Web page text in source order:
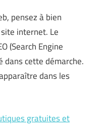
pensez à bien
internet. Le
(Search Engine
dans cette démarche.
dans les
gratuites et